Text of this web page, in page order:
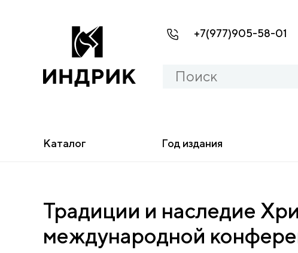
+7(977)905-58-01
Каталог Год издания
Традиции и наследие
международной